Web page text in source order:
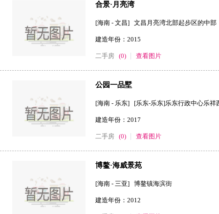
合景·月亮湾
[海南 - 文昌] 文昌月亮湾北部起步区的中部
建造年份：2015
二手房 (0) 查看图片
公园一品墅
[海南 - 乐东] [乐东-乐东]乐东行政中心乐祥
建造年份：2017
二手房 (0) 查看图片
博鳌·海威景苑
[海南 - 三亚] 博鳌镇海滨街
建造年份：2012